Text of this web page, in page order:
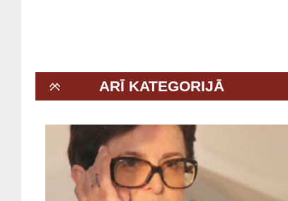
ARĪ KATEGORIJĀ